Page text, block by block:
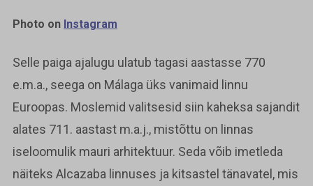
Photo on Instagram
Selle paiga ajalugu ulatub tagasi aastasse 770
e.m.a., seega on Málaga üks vanimaid linnu
Euroopas. Moslemid valitsesid siin kaheksa sajandit
alates 711. aastast m.a.j., mistõttu on linnas
iseloomulik mauri arhitektuur. Seda võib imetleda
näiteks Alcazaba linnuses ja kitsastel tänavatel, mis